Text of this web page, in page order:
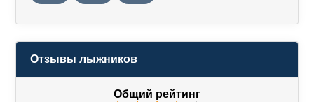
Отзывы лыжников
Общий рейтинг